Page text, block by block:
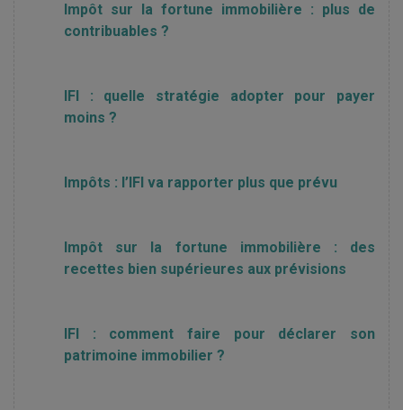
Impôt sur la fortune immobilière : plus de
contribuables ?
IFI : quelle stratégie adopter pour payer
moins ?
Impôts : l’IFI va rapporter plus que prévu
Impôt sur la fortune immobilière : des
recettes bien supérieures aux prévisions
IFI : comment faire pour déclarer son
patrimoine immobilier ?